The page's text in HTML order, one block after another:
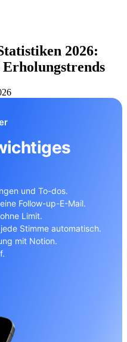
2026:
und To-dos.
Follow-up-E-Mail.
Limit.
Stimme automatisch.
mit Notion.